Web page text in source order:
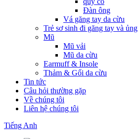
Đàn ông
Vá găng tay da cừu
Trẻ sơ sinh đi găng tay và ủng
Mũ
Mũ vải
Mũ da cừu
Earmuff & Insole
Thảm & Gối da cừu
Tin tức
Câu hỏi thường gặp
Về chúng tôi
Liên hệ chúng tôi
Tiếng Anh